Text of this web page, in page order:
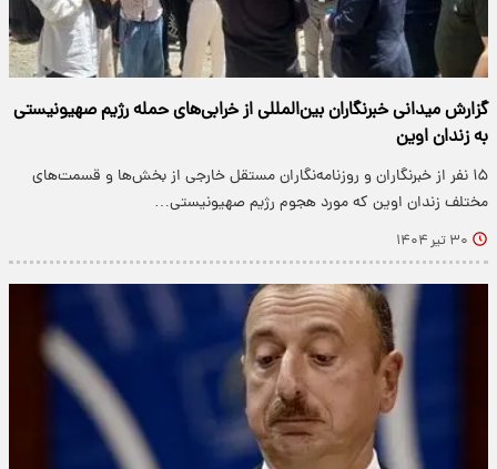
گزارش میدانی خبرنگاران بین‌المللی از خرابی‌های حمله رژیم صهیونیستی
به زندان اوین
۱۵ نفر از خبرنگاران‌ و‌ روزنامه‌نگاران مستقل خارجی از بخش‌ها و ‌قسمت‌های
مختلف زندان اوین که مورد هجوم رژیم صهیونیستی…
۳۰ تیر ۱۴۰۴